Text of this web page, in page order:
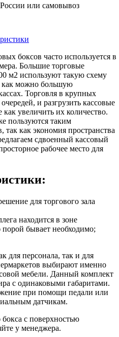
или самовывоз
боксов часто используется в
Большие торговые
м2 используют такую схему
как можно большую
Торговля в крупных
и разгрузить кассовые
увеличить их количество.
пользуются таким
как экономия пространства
сдвоенный кассовый
рабочее место для
для торгового зала
находится в зоне
бывает необходимо;
для персонала, так и для
выбирают именно
мебели. Данный комплект
с одинаковыми габаритами.
при помощи педали или
датчикам.
с поверхностью
у менеджера.